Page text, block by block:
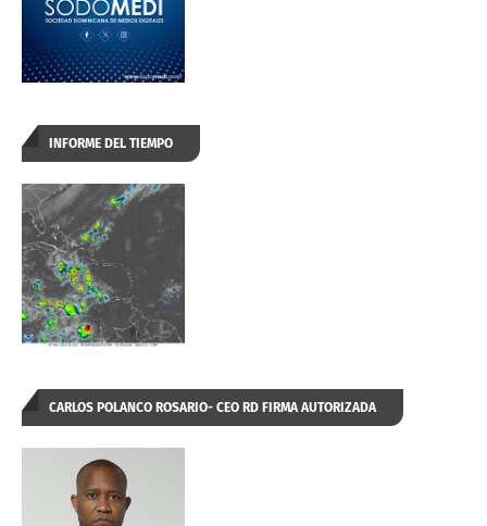
INFORME DEL TIEMPO
CARLOS POLANCO ROSARIO- CEO RD FIRMA AUTORIZADA